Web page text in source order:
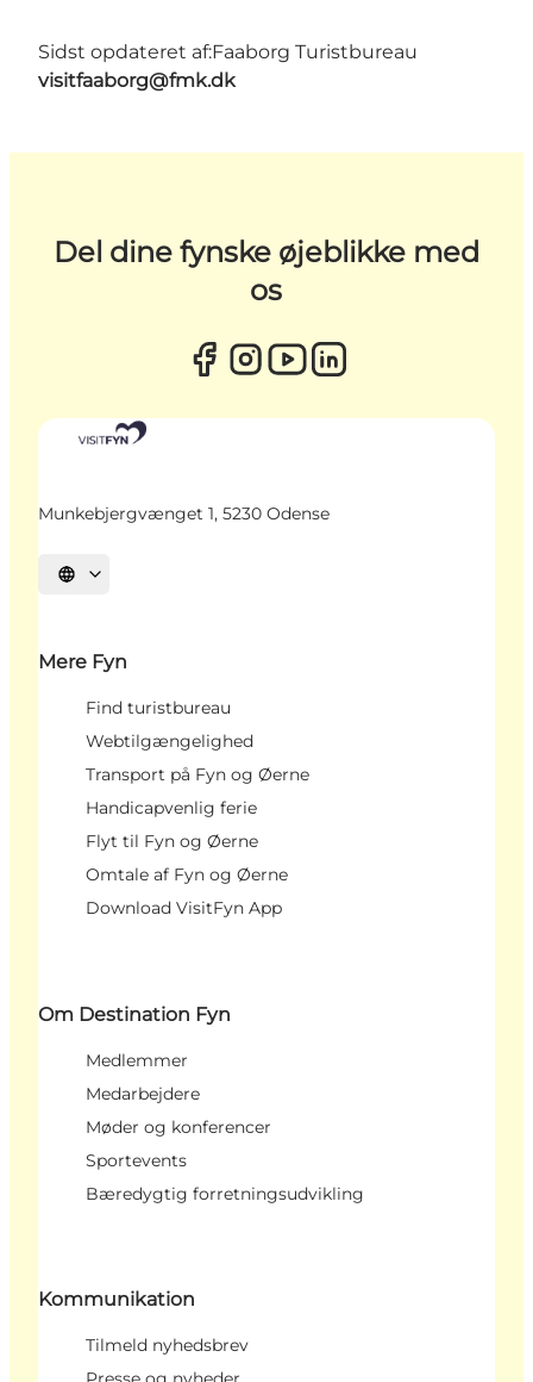
Sidst opdateret af:Faaborg Turistbureau
visitfaaborg@fmk.dk
Del dine fynske øjeblikke med
os
Munkebjergvænget 1, 5230 Odense
Vælg sprog
Mere Fyn
Find turistbureau
Webtilgængelighed
Transport på Fyn og Øerne
Handicapvenlig ferie
Flyt til Fyn og Øerne
Omtale af Fyn og Øerne
Download VisitFyn App
Om Destination Fyn
Medlemmer
Medarbejdere
Møder og konferencer
Sportevents
Bæredygtig forretningsudvikling
Kommunikation
Tilmeld nyhedsbrev